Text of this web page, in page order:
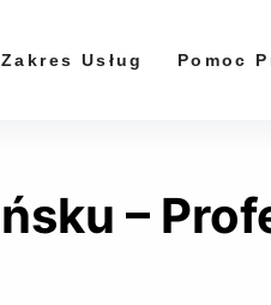
Zakres Usług Pomoc
–